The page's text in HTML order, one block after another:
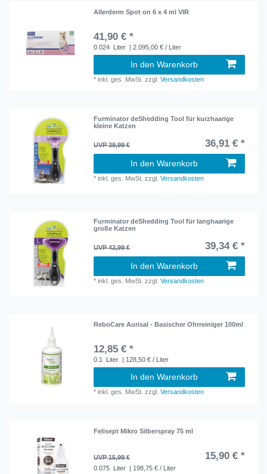
Allerderm Spot on 6 x 4 ml VIR
41,90 € *
0.024 Liter | 2.095,00 € / Liter
In den Warenkorb
*inkl. ges. MwSt. zzgl.Versandkosten
Furminator deShedding Tool für kurzhaarige
kleine Katzen
UVP 39,99 € 36,91 € *
In den Warenkorb
*inkl. ges. MwSt. zzgl.Versandkosten
Furminator deShedding Tool für langhaarige
große Katzen
UVP 42,99 € 39,34 € *
In den Warenkorb
*inkl. ges. MwSt. zzgl.Versandkosten
ReboCare Aurisal - Basischer Ohrreiniger 100ml
12,85 € *
0.1 Liter | 128,50 € / Liter
In den Warenkorb
*inkl. ges. MwSt. zzgl.Versandkosten
Felisept Mikro Silberspray 75 ml
UVP 15,99 € 15,90 € *
0.075 Liter | 198,75 € / Liter